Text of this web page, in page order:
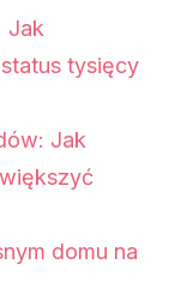
Jak
tysięcy
Jak
domu na